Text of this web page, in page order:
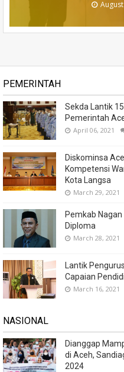
PEMERINTAH
Sekda Lantik
Pemerintah
April 06, 2021
Diskominsa
Kompetensi
Kota Langsa
March 29, 2021
Pemkab
Diploma
March 28, 2021
Lantik
Capaian
March 16, 2021
NASIONAL
Dianggap
di Aceh,
2024